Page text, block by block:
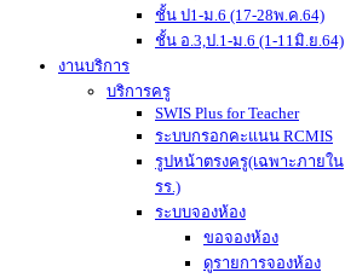
ชั้น ป1-ม.6 (17-28พ.ค.64)
ชั้น อ.3,ป.1-ม.6 (1-11มิ.ย.64)
งานบริการ
บริการครู
SWIS Plus for Teacher
ระบบกรอกคะแนน RCMIS
รูปหน้าตรงครู(เฉพาะภายใน
รร.)
ระบบจองห้อง
ขอจองห้อง
ดูรายการจองห้อง